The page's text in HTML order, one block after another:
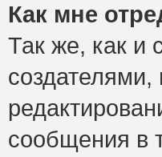
Как мне
Так же, как и
сообщения в